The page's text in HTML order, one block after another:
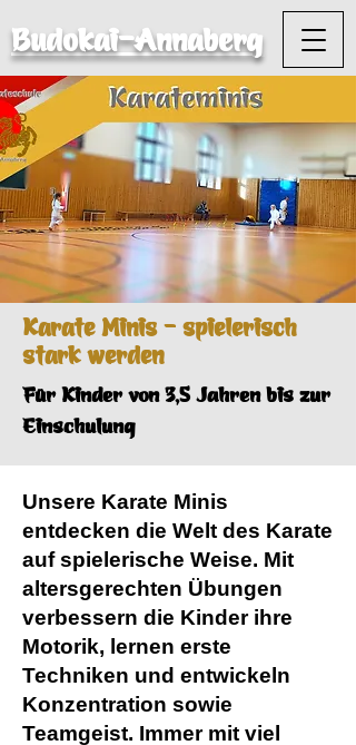
Budokai-Annaberg
Karate Minis – spielerisch
stark werden
Für Kinder von 3,5 Jahren bis zur
Einschulung
Unsere Karate Minis
entdecken die Welt des Karate
auf spielerische Weise. Mit
altersgerechten Übungen
verbessern die Kinder ihre
Motorik, lernen erste
Techniken und entwickeln
Konzentration sowie
Teamgeist. Immer mit viel